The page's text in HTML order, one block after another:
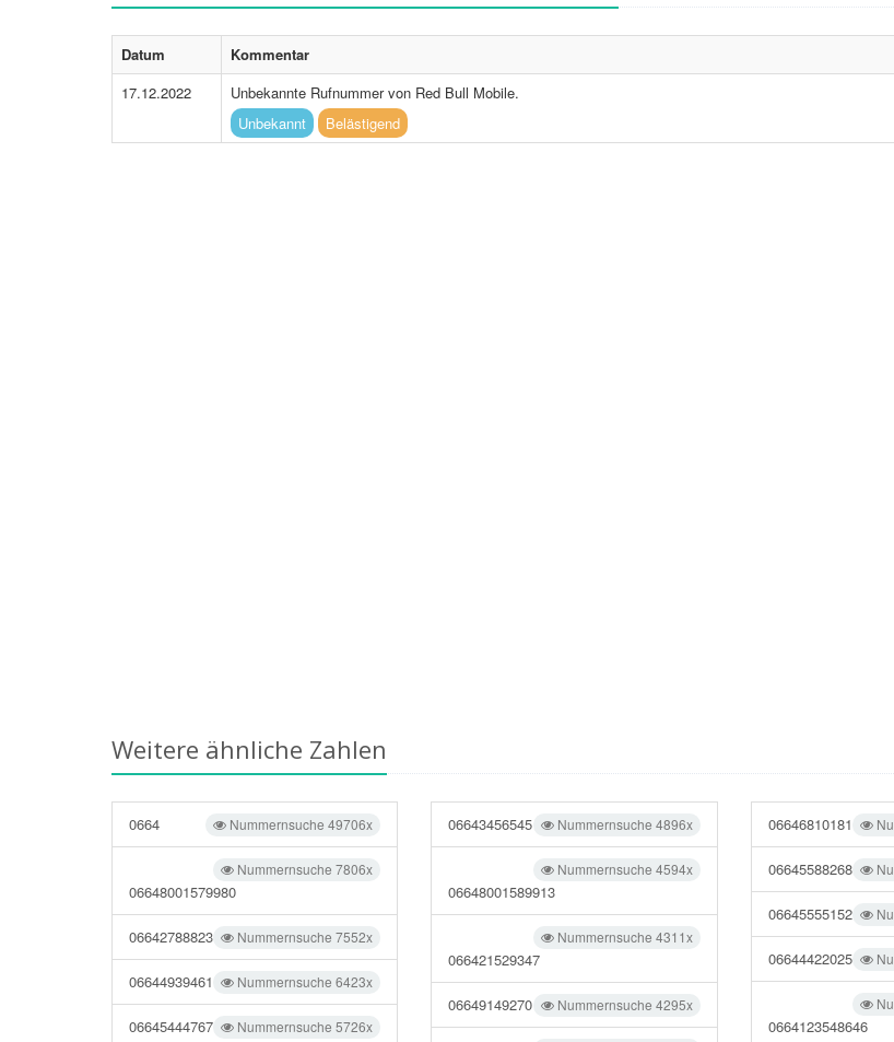
Datum
Kommentar
17.12.2022
Unbekannte Rufnummer von Red Bull Mobile.
Unbekannt
Belästigend
Weitere ähnliche Zahlen
Nummernsuche 49706x
0664
Nummernsuche 7806x
06648001579980
Nummernsuche 7552x
06642788823
Nummernsuche 6423x
06644939461
Nummernsuche 5726x
06645444767
Nummernsuche 4896x
06643456545
Nummernsuche 4594x
06648001589913
Nummernsuche 4311x
066421529347
Nummernsuche 4295x
06649149270
06646810181
06645588268
06645555152
06644422025
0664123548646